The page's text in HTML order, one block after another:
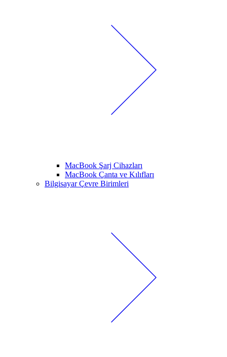
MacBook Şarj Cihazları
MacBook Çanta ve Kılıfları
Bilgisayar Çevre Birimleri